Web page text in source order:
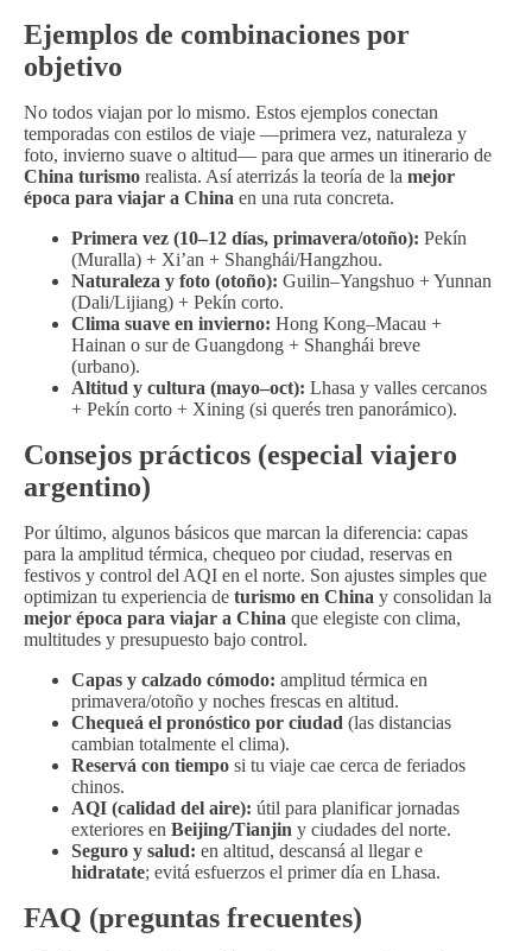
Ejemplos de combinaciones por
objetivo
No todos viajan por lo mismo. Estos ejemplos conectan
temporadas con estilos de viaje —primera vez, naturaleza y
foto, invierno suave o altitud— para que armes un itinerario de
China turismo realista. Así aterrizás la teoría de la mejor
época para viajar a China en una ruta concreta.
Primera vez (10–12 días, primavera/otoño): Pekín
(Muralla) + Xi’an + Shanghái/Hangzhou.
Naturaleza y foto (otoño): Guilin–Yangshuo + Yunnan
(Dali/Lijiang) + Pekín corto.
Clima suave en invierno: Hong Kong–Macau +
Hainan o sur de Guangdong + Shanghái breve
(urbano).
Altitud y cultura (mayo–oct): Lhasa y valles cercanos
+ Pekín corto + Xining (si querés tren panorámico).
Consejos prácticos (especial viajero
argentino)
Por último, algunos básicos que marcan la diferencia: capas
para la amplitud térmica, chequeo por ciudad, reservas en
festivos y control del AQI en el norte. Son ajustes simples que
optimizan tu experiencia de turismo en China y consolidan la
mejor época para viajar a China que elegiste con clima,
multitudes y presupuesto bajo control.
Capas y calzado cómodo: amplitud térmica en
primavera/otoño y noches frescas en altitud.
Chequeá el pronóstico por ciudad (las distancias
cambian totalmente el clima).
Reservá con tiempo si tu viaje cae cerca de feriados
chinos.
AQI (calidad del aire): útil para planificar jornadas
exteriores en Beijing/Tianjin y ciudades del norte.
Seguro y salud: en altitud, descansá al llegar e
hidratate; evitá esfuerzos el primer día en Lhasa.
FAQ (preguntas frecuentes)